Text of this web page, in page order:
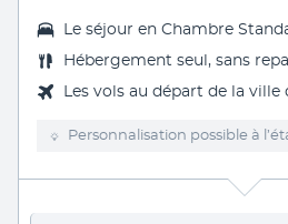
Le séjour en Chambre
Hébergement seul, sans
Les vols au départ de la ville
Personnalisation possible à